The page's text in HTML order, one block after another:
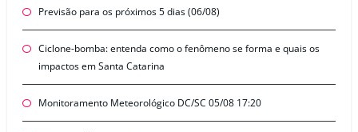
Previsão para os próximos 5 dias (06/08)
Ciclone-bomba: entenda como o fenômeno se forma e quais os
impactos em Santa Catarina
Monitoramento Meteorológico DC/SC 05/08 17:20